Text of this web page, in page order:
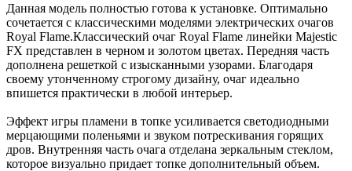
Данная модель полностью готова к установке. Оптимально
сочетается с классическими моделями электрических очагов
Royal Flame.Классический очаг Royal Flame линейки Majestic
FX представлен в черном и золотом цветах. Передняя часть
дополнена решеткой с изысканными узорами. Благодаря
своему утонченному строгому дизайну, очаг идеально
впишется практически в любой интерьер.
Эффект игры пламени в топке усиливается светодиодными
мерцающими поленьями и звуком потрескивания горящих
дров. Внутренняя часть очага отделана зеркальным стеклом,
которое визуально придает топке дополнительный объем.